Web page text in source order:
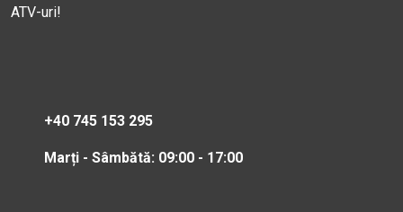
ATV-uri!
+40 745 153 295
Marți - Sâmbătă: 09:00 - 17:00